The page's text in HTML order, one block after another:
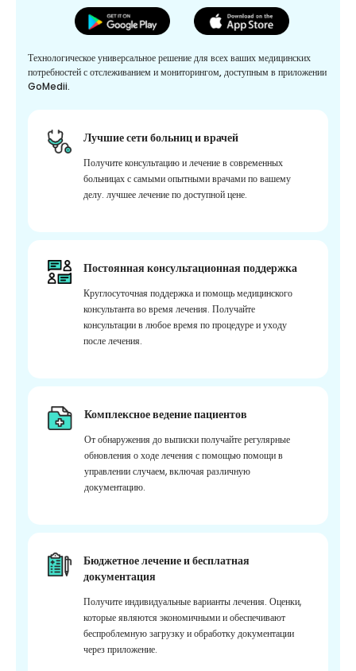
Технологическое универсальное решение для всех ваших медицинских
потребностей с отслеживанием и мониторингом, доступным в приложении
GoMedii.
Лучшие сети больниц и врачей
Получите консультацию и лечение в современных
больницах с самыми опытными врачами по вашему
делу. лучшее лечение по доступной цене.
Постоянная консультационная поддержка
Круглосуточная поддержка и помощь медицинского
консультанта во время лечения. Получайте
консультации в любое время по процедуре и уходу
после лечения.
Комплексное ведение пациентов
От обнаружения до выписки получайте регулярные
обновления о ходе лечения с помощью помощи в
управлении случаем, включая различную
документацию.
Бюджетное лечение и бесплатная
документация
Получите индивидуальные варианты лечения. Оценки,
которые являются экономичными и обеспечивают
беспроблемную загрузку и обработку документации
через приложение.